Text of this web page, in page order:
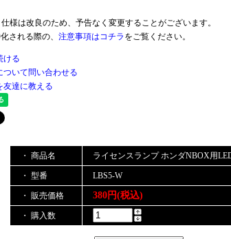
様は改良のため、予告なく変更することがございます。
される際の、 注意事項はコチラ をご覧ください。
ける
ついて問い合わせる
友達に教える
・ 商品名 ライセンスランプ ホンダNBOX用
・ 型番 LBS5-W
・ 販売価格 380円(税込)
・ 購入数